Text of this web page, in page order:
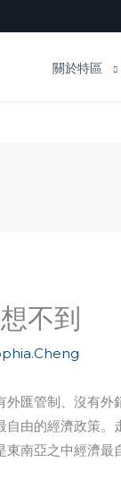
關於特區
不到
外匯管制、沒有
自由的經濟政策
南亞之中經濟最